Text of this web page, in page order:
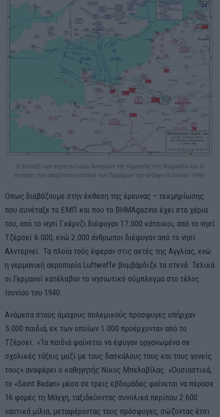
Η διάταξη των στρατιωτικών δυνάμεων της Γερμανίας στη Νορμανδία και οι
κινήσεις του αποβατικού στόλου των Συμμάχων την «D-Day» (6 Ιουνίου 1944).
Οπως διαβάζουμε στην έκθεση της έρευνας – τεκμηρίωσης
που συνέταξε το ΕΜΠ και που το ΒΗΜΑgazino έχει στα χέρια
του, από το νησί Γκέρνζι διέφυγαν 17.000 κάτοικοι, από το νησί
Τζέρσεϊ 6.000, ενώ 2.000 άνθρωποι διέφυγαν από το νησί
Αλντερνεϊ. Τα πλοία τούς έφεραν στις ακτές της Αγγλίας, ενώ
η γερμανική αεροπορία Luftwaffe βομβάρδιζε τα στενά. Τελικά
οι Γερμανοί κατέλαβαν το νησιωτικό σύμπλεγμα στο τέλος
Ιουνίου του 1940.
Ανάμεσα στους άμαχους πολεμικούς πρόσφυγες υπήρχαν
5.000 παιδιά, εκ των οποίων 1.000 προέρχονταν από το
Τζέρσεϊ. «Τα παιδιά φαίνεται να έφυγαν οργανωμένα σε
σχολικές τάξεις μαζί με τους δασκάλους τους και τους γονείς
τους» αναφέρει ο καθηγητής Νίκος Μπελαβίλας. «Ουσιαστικά,
το «Saint Bedan» μέσα σε τρεις εβδομάδες φαίνεται να πέρασε
16 φορές τη Μάγχη, ταξιδεύοντας συνολικά περίπου 2.600
ναυτικά μίλια, μεταφέροντας τους πρόσφυγες, σώζοντας έτσι